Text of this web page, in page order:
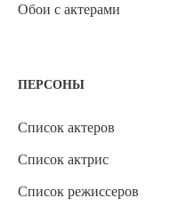
Обои с актерами
ПЕРСОНЫ
Список актеров
Список актрис
Список режиссеров